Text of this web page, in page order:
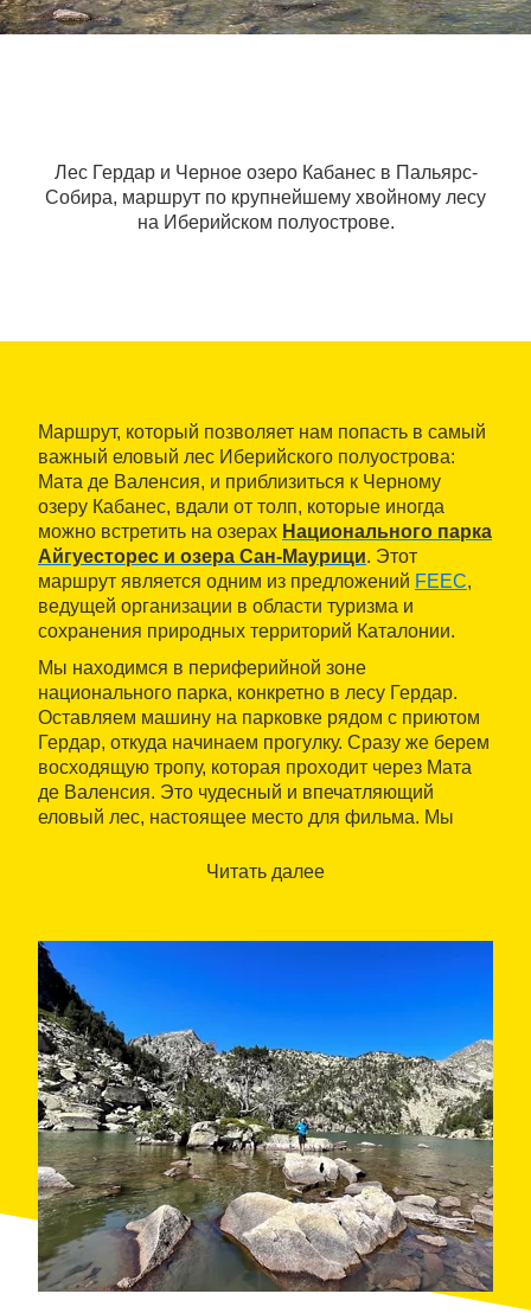
Лес Гердар и Черное озеро Кабанес в Пальярс-
Собира, маршрут по крупнейшему хвойному лесу
на Иберийском полуострове.
Маршрут, который позволяет нам попасть в самый
важный еловый лес Иберийского полуострова:
Матa де Валенсия, и приблизиться к Черному
озеру Кабанес, вдали от толп, которые иногда
можно встретить на озерах Национального парка
Айгуесторес и озера Сан-Маурици. Этот
маршрут является одним из предложений FEEC,
ведущей организации в области туризма и
сохранения природных территорий Каталонии.
Мы находимся в периферийной зоне
национального парка, конкретно в лесу Гердар.
Оставляем машину на парковке рядом с приютом
Гердар, откуда начинаем прогулку. Сразу же берем
восходящую тропу, которая проходит через Матa
де Валенсия. Это чудесный и впечатляющий
еловый лес, настоящее место для фильма. Мы
деревянными столбами, до того места, где
Кабанес, которая разделяет долину одноименного
названия.
Постоянно вверх по тропе, мы достигаем
Эстаньолы, небольшого озера, которое находится
совсем рядом с нашей целью, на высоте 2180
метров, с красивым островом в центре. Хотя
купаться в этом озере запрещено, место настолько
великолепно, что вам обязательно понравится
задержаться здесь на некоторое время,
наслаждаясь пейзажем. Спускаясь, в том месте,
где мы пересекли реку, на высоте 1900 метров, мы
поворачиваем направо, следуя по другой тропе,
отличной от той, по которой мы поднимались, и
возвращаемся в приют Гердар, позволяя себе
узнать несколько уголков волшебных елей Матa де
Читать далее